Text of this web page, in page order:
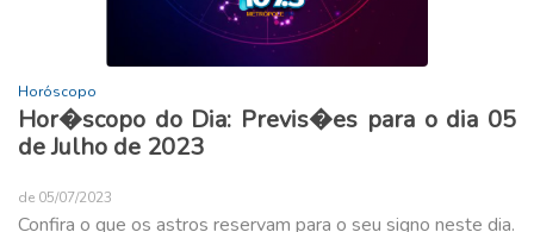
Horóscopo
Hor�scopo do Dia: Previs�es para o dia 05
de Julho de 2023
de 05/07/2023
Confira o que os astros reservam para o seu signo neste dia.